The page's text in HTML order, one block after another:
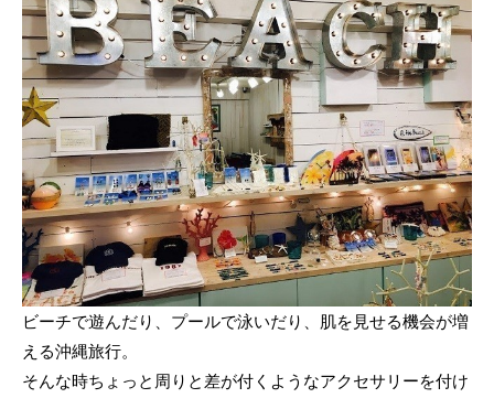
ビーチで遊んだり、プールで泳いだり、肌を見せる機会が増
える沖縄旅行。
そんな時ちょっと周りと差が付くようなアクセサリーを付け